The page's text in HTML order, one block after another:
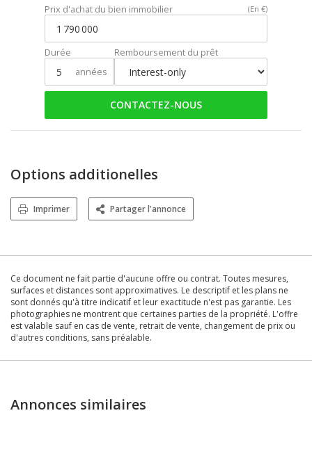
Prix d'achat du bien immobilier (En €)
Durée
années
Remboursement du prêt
CONTACTEZ-NOUS
Options additionelles
Imprimer Partager l'annonce
Ce document ne fait partie d'aucune offre ou contrat. Toutes mesures,
surfaces et distances sont approximatives. Le descriptif et les plans ne
sont donnés qu'à titre indicatif et leur exactitude n'est pas garantie. Les
photographies ne montrent que certaines parties de la propriété. L'offre
est valable sauf en cas de vente, retrait de vente, changement de prix ou
d'autres conditions, sans préalable.
Annonces similaires